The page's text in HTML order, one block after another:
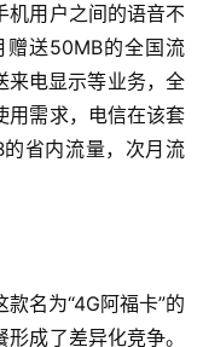
机用户之间的语音不
赠送50MB的全国流
来电显示等业务，全
用需求，电信在该套
省内流量，次月流
名为“4G阿福卡”的
成了差异化竞争。